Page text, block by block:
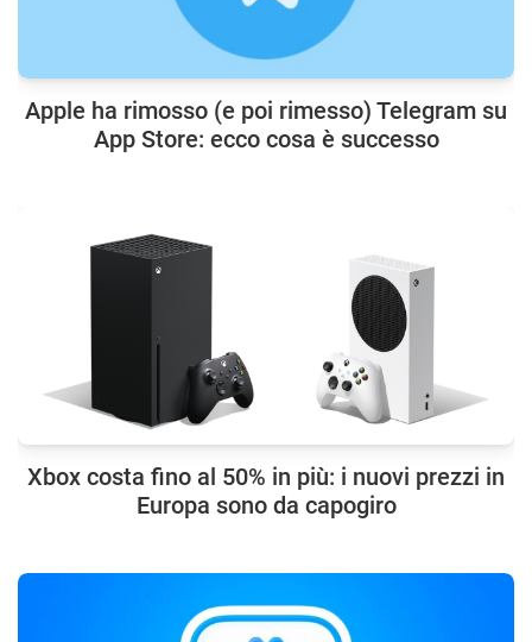
Apple ha rimosso (e poi rimesso) Telegram su
App Store: ecco cosa è successo
Xbox costa fino al 50% in più: i nuovi prezzi in
Europa sono da capogiro